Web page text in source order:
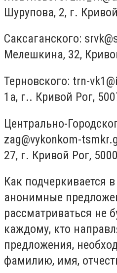
Шурупова, 2, г.
Саксаганского:
Мелешкина, 32,
Терновского: trn-
1а, г.. Кривой Рог,
Центрально-
zag@vykonkom-
27, г. Кривой Рог,
Как подчеркивается
анонимные
рассматриваться не
каждому, кто
предложения,
фамилию, имя,